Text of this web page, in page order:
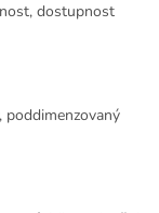
dostupnost
poddimenzovaný